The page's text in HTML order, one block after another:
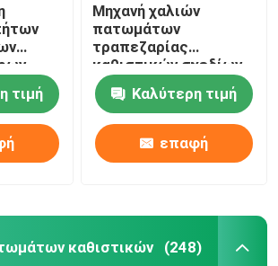
τιμή
Μηχανή χαλιών
πατωμάτων
τραπεζαρίας
καθιστικών σχεδίων
αστεριών ορθογωνίων
WashableΚαλύτερη τιμή
επαφή
καθιστικών (248)